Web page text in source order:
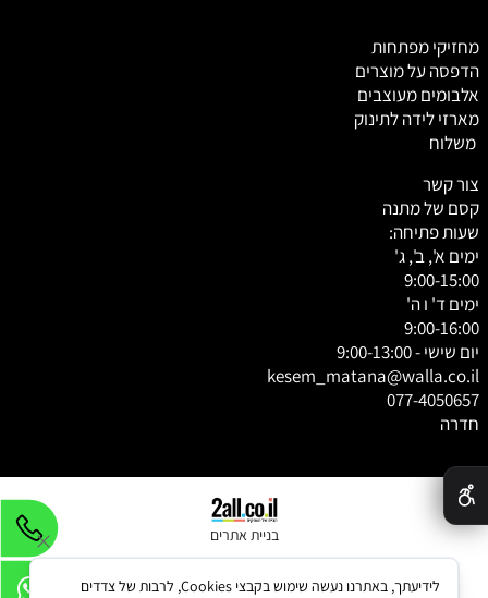
מחזיקי מפתחות
הדפסה על מוצרים
אלבומים מעוצבים
מארזי לידה לתינוק
משלוח
צור קשר
קסם של מתנה
שעות פתיחה:
ימים א', ב', ג'
9:00-15:00
ימים ד' ו ה'
9:00-16:00
יום שישי - 9:00-13:00
kesem_matana@walla.co.il
077-4050657
חדרה
בניית אתרים
לידיעתך, באתרנו נעשה שימוש בקבצי Cookies, לרבות של צדדים